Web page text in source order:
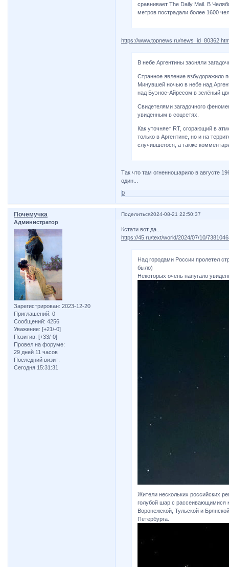
сравнивает The Daily Mail. В
метров пострадали более 1600
https://www.topnews.ru/
В небе Аргентины засняли
Странное явление взбудоражило
Минувшей ночью в небе над
над Буэнос-Айресом в зелёный
Свидетелями загадочного
увиденным в соцсетях.
Как уточняет RT, сгорающий в
только в Аргентине, но и на
случившегося, а также
Так что там огненношарило в августе
один...
0
Поделиться2024-08-21 22:50:37
Почемучка
Администратор
Зарегистрирован: 2023-12-20
Приглашений: 0
Сообщений: 4256
Уважение: [+21/-0]
Позитив: [+33/-0]
Провел на форуме:
29 дней 11 часов
Последний визит:
Сегодня 15:31:31
Кстати вот да...
https://45.ru/text/world/2024/07/10/
Над городами России пролетел
было)
Некоторых очень напугало
Жители нескольких российских
голубой шар с рассеивающимися
Воронежской, Тульской и
Петербурга.